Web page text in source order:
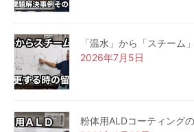
「温水」から「スチーム
2026年7月5日
粉体用ALDコーティング